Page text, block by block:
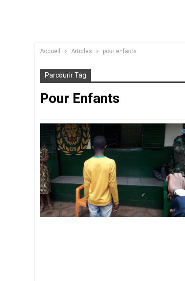
Accueil Articles pour enfants
Parcourir Tag
Pour Enfants